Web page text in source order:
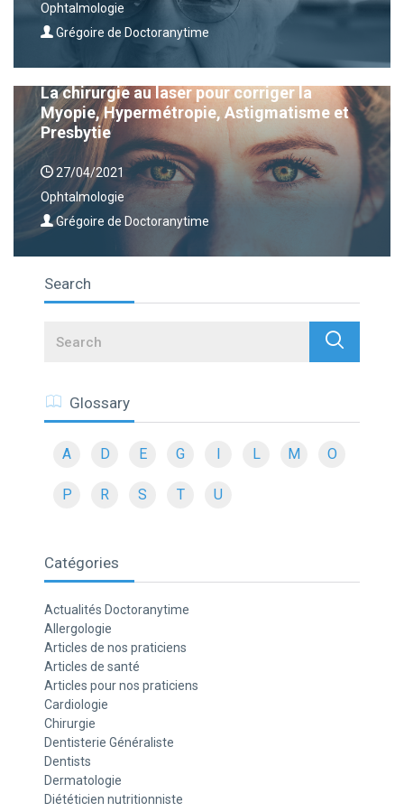
Ophtalmologie
Grégoire de Doctoranytime
La chirurgie au laser pour corriger la
Myopie, Hypermétropie, Astigmatisme et
Presbytie
27/04/2021
Ophtalmologie
Grégoire de Doctoranytime
Search
Search
Glossary
A D E G L M O
P R S T U
Catégories
Actualités Doctoranytime
Allergologie
Articles de nos praticiens
Articles de santé
Articles pour nos praticiens
Cardiologie
Chirurgie
Dentisterie Généraliste
Dentists
Dermatologie
Diététicien nutritionniste